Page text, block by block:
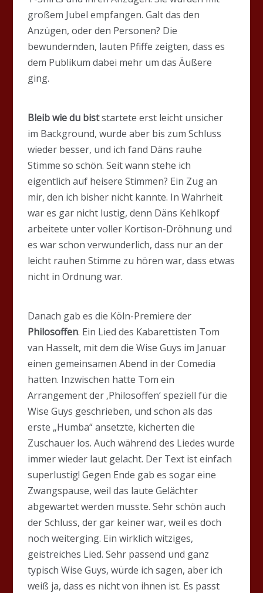
großem Jubel empfangen. Galt das den
Anzügen, oder den Personen? Die
bewundernden, lauten Pfiffe zeigten, dass es
dem Publikum dabei mehr um das Äußere
ging.
Bleib wie du biststartete erst leicht unsicher
im Background, wurde aber bis zum Schluss
wieder besser, und ich fand Däns rauhe
Stimme so schön. Seit wann stehe ich
eigentlich auf heisere Stimmen? Ein Zug an
mir, den ich bisher nicht kannte. In Wahrheit
war es gar nicht lustig, denn Däns Kehlkopf
arbeitete unter voller Kortison-Dröhnung und
es war schon verwunderlich, dass nur an der
leicht rauhen Stimme zu hören war, dass etwas
nicht in Ordnung war.
Danach gab es die Köln-Premiere der
Philosoffen. Ein Lied des Kabarettisten Tom
van Hasselt, mit dem die Wise Guys im Januar
einen gemeinsamen Abend in der Comedia
hatten. Inzwischen hatte Tom ein
Arrangement der ‚Philosoffen‘ speziell für die
Wise Guys geschrieben, und schon als das
erste „Humba“ ansetzte, kicherten die
Zuschauer los. Auch während des Liedes wurde
immer wieder laut gelacht. Der Text ist einfach
superlustig! Gegen Ende gab es sogar eine
Zwangspause, weil das laute Gelächter
abgewartet werden musste. Sehr schön auch
der Schluss, der gar keiner war, weil es doch
noch weiterging. Ein wirklich witziges,
geistreiches Lied. Sehr passend und ganz
typisch Wise Guys, würde ich sagen, aber ich
weiß ja, dass es nicht von ihnen ist. Es passt